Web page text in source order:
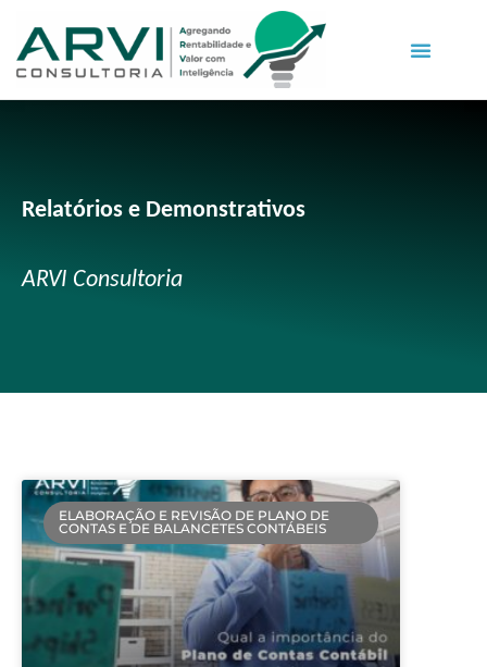
Relatórios e Demonstrativos
ARVI Consultoria
ELABORAÇÃO E REVISÃO DE PLANO DE
CONTAS E DE BALANCETES CONTÁBEIS